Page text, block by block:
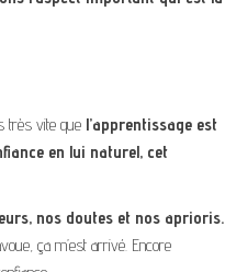
très vite que l’apprentissage est
en lui naturel, cet
nos doutes et nos aprioris.
ça m’est arrivé. Encore